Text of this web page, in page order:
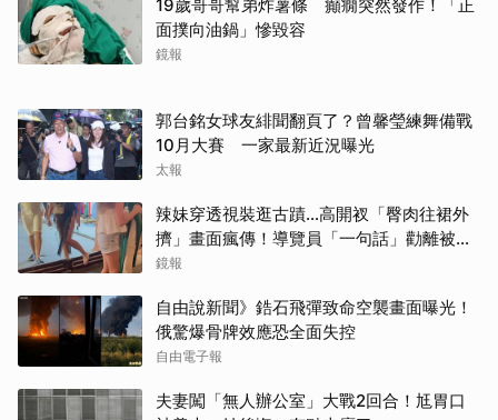
19歲哥哥幫弟炸薯條 癲癇突然發作！「正
面撲向油鍋」慘毀容
鏡報
郭台銘女球友緋聞翻頁了？曾馨瑩練舞備戰
10月大賽 一家最新近況曝光
太報
辣妹穿透視裝逛古蹟…高開衩「臀肉往裙外
擠」畫面瘋傳！導覽員「一句話」勸離被狂
讚
鏡報
自由說新聞》鋯石飛彈致命空襲畫面曝光！
俄驚爆骨牌效應恐全面失控
自由電子報
夫妻闖「無人辦公室」大戰2回合！尪胃口